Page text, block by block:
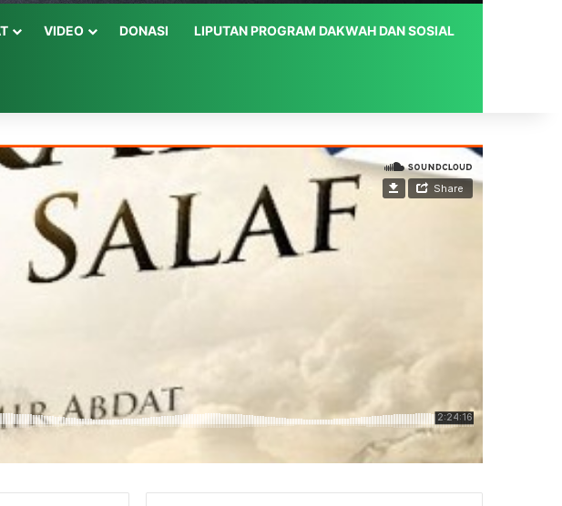
VIDEO DONASI LIPUTAN PROGRAM DAKWAH DAN SOSIAL